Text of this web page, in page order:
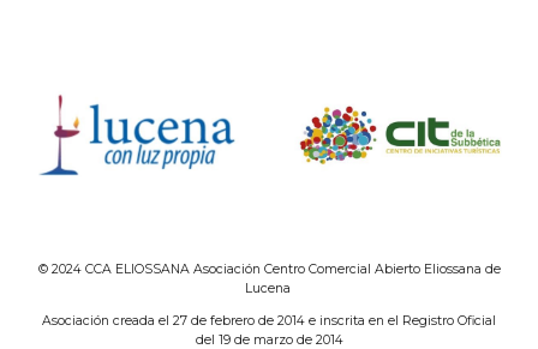
© 2024 CCA ELIOSSANA Asociación Centro Comercial Abierto Eliossana de
Lucena
Asociación creada el 27 de febrero de 2014 e inscrita en el Registro Oficial
del 19 de marzo de 2014